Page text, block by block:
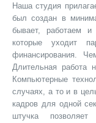
Наша студия
был создан в
бывает, работаем
которые уходит
финансирования.
Длительная работа
Компьютерные
случаях, а то и в
кадров для одной
штучка